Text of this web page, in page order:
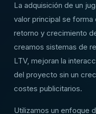
La adquisición de un
valor principal se forma
retorno y crecimiento
creamos sistemas de
LTV, mejoran la
del proyecto sin un
costes publicitarios.
Utilizamos un enfoque